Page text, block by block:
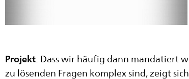
Projekt: Dass wir häufig dann mandatiert
zu lösenden Fragen komplex sind, zeigt